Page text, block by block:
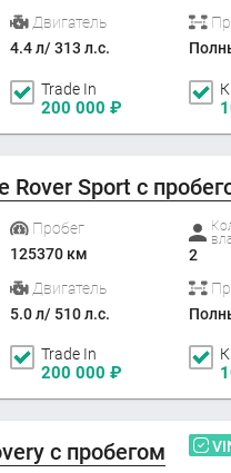
Двигатель
4.4 л/ 313 л.с.
Trade In
200 000 ₽
Rover Sport с
Пробег
125370 км
2
Двигатель
5.0 л/ 510 л.с.
Trade In
200 000 ₽
с пробегом